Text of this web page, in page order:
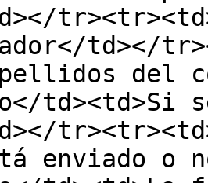
td></
del
enviado o